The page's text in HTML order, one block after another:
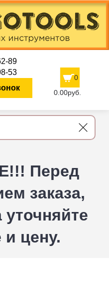
89
53
0
0.00руб.
Перед
заказа,
и цену.